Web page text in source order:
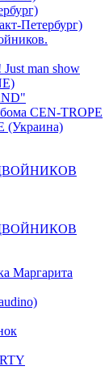
Петербург)
man show
CEN-TROPE
(Украина)
Маргарита